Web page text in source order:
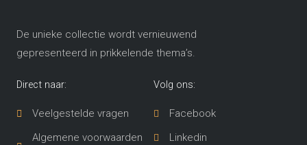
De unieke collectie wordt vernieuwend
gepresenteerd in prikkelende thema’s​.
Direct naar:
Veelgestelde vragen
Algemene voorwaarden
Volg ons:
Facebook
Linkedin